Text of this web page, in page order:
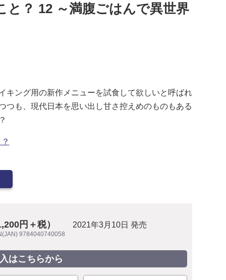
と？ 12 ～満腹ごはんで異世界
キング用の新作メニューを試食して欲しいと呼ばれ
つも、現代日本を思い出し甘さ控えめのものもある
円＋税） 2021年3月10日 発売
9784040740058
はこちらから